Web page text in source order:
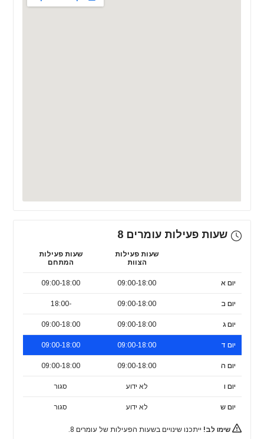
שעות פעילות עומרים 8
שעות פעילות
הצוות
שעות פעילות
המתחם
יום א 09:00-18:00
09:00-18:00
יום ב 09:00-18:00
-18:00
יום ג 09:00-18:00
09:00-18:00
יום ד 09:00-18:00
09:00-18:00
יום ה 09:00-18:00
09:00-18:00
יום ו לא ידוע סגור
יום ש לא ידוע סגור
שימו לב! ייתכנו שינויים בשעות הפעילות של עומרים 8.